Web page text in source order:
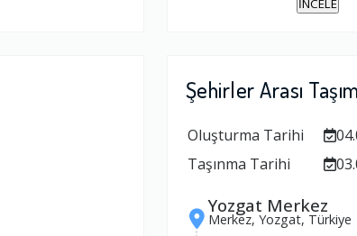
İNCELE
Şehirler Arası
Oluşturma Tarihi
Taşınma Tarihi
Yozgat Merkez
Merkez, Yozgat, Türkiye